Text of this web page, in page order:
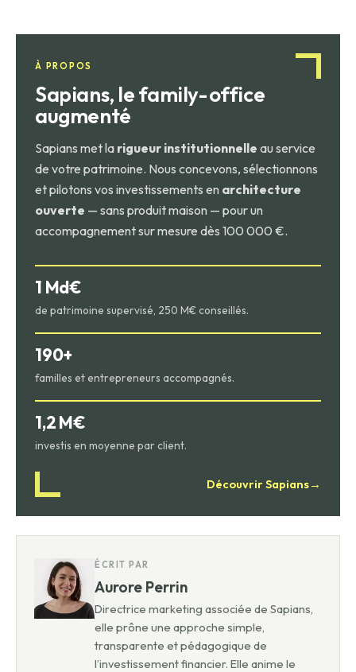
du patrimoine s’écarte trop des objectifs initiaux.
À PROPOS
Sapians, le family-office
augmenté
Sapians met la rigueur institutionnelle au service
de votre patrimoine. Nous concevons, sélectionnons
et pilotons vos investissements en architecture
ouverte — sans produit maison — pour un
accompagnement sur mesure dès 100 000 €.
1 Md€
de patrimoine supervisé, 250 M€ conseillés.
190+
familles et entrepreneurs accompagnés.
1,2 M€
investis en moyenne par client.
Découvrir Sapians→
ÉCRIT PAR
Aurore Perrin
Directrice marketing associée de Sapians,
elle prône une approche simple,
transparente et pédagogique de
l’investissement financier. Elle anime le